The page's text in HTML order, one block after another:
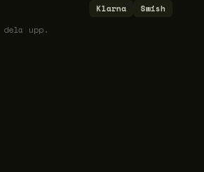
Klarna
Swish
upp.